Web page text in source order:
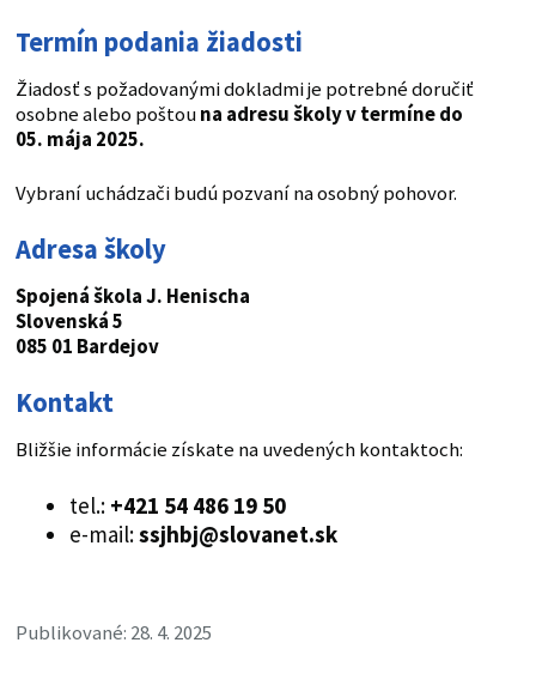
Termín podania žiadosti
Žiadosť s požadovanými dokladmi je potrebné doručiť
osobne alebo poštouna adresu školy v termíne do
05. mája 2025.
Vybraní uchádzači budú pozvaní na osobný pohovor.
Adresa školy
Spojená škola J. Henischa
Slovenská 5
085 01 Bardejov
Kontakt
Bližšie informácie získate na uvedených kontaktoch:
tel.: +421 54 486 19 50
e-mail:ssjhbj@slovanet.sk
Publikované: 28. 4. 2025